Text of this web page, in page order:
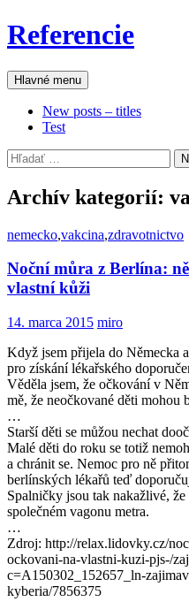
Preskočiť
na
Referencie
Hľadať
Hlavné menu
New posts – titles
Test
Hľadať:
Archív kategorií:
nemecko,vakcina,zdravotnictvo
Noční můra z Berlína:
vlastní kůži
14. marca 2015 miro
Když jsem přijela do Německa
pro získání lékařského
Věděla jsem, že očkování v
mě, že neočkované děti mohou
…
Starší děti se můžou nechat
Malé děti do roku se totiž
a chránit se. Nemoc pro ně
berlínských lékařů teď
Spalničky jsou tak nakažlivé,
společném vagonu metra.
…
Zdroj: http://relax.lidovky.cz/
ockovani-na-vlastni-kuzi-pjs-/
c=A150302_152657_ln-
kyberia/7856375